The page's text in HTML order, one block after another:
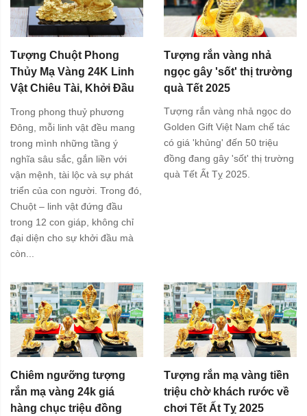
Tượng Chuột Phong
Thủy Mạ Vàng 24K Linh
Vật Chiêu Tài, Khởi Đầu
Trong phong thuỷ phương
Đông, mỗi linh vật đều mang
trong mình những tầng ý
nghĩa sâu sắc, gắn liền với
vận mệnh, tài lộc và sự phát
triển của con người. Trong đó,
Chuột – linh vật đứng đầu
trong 12 con giáp, không chỉ
đại diện cho sự khởi đầu mà
còn...
Tượng rắn vàng nhả
ngọc gây 'sốt' thị trường
quà Tết 2025
Tượng rắn vàng nhả ngọc do
Golden Gift Việt Nam chế tác
có giá 'khủng' đến 50 triệu
đồng đang gây 'sốt' thị trường
quà Tết Ất Tỵ 2025.
Chiêm ngưỡng tượng
rắn mạ vàng 24k giá
hàng chục triệu đồng
Tượng rắn mạ vàng tiền
triệu chờ khách rước về
chơi Tết Ất Tỵ 2025